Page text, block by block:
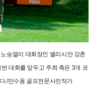
승열이 대회장인 엘리시안 강촌
대회를 앞두고 주최 측은 3개 코
./민수용 골프전문사진작가